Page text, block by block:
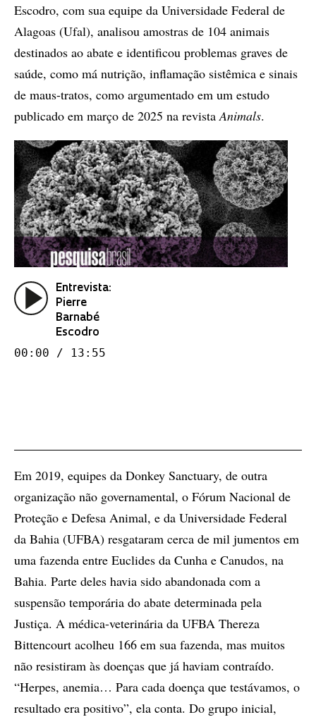
Escodro, com sua equipe da Universidade Federal de
Alagoas (Ufal), analisou amostras de 104 animais
destinados ao abate e identificou problemas graves de
saúde, como má nutrição, inflamação sistêmica e sinais
de maus-tratos, como argumentado em um estudo
publicado em março de 2025 na revista Animals.
Entrevista:
Pierre
Barnabé
Escodro
00:00 / 13:55
Em 2019, equipes da Donkey Sanctuary, de outra
organização não governamental, o Fórum Nacional de
Proteção e Defesa Animal, e da Universidade Federal
da Bahia (UFBA) resgataram cerca de mil jumentos em
uma fazenda entre Euclides da Cunha e Canudos, na
Bahia. Parte deles havia sido abandonada com a
suspensão temporária do abate determinada pela
Justiça. A médica-veterinária da UFBA Thereza
Bittencourt acolheu 166 em sua fazenda, mas muitos
não resistiram às doenças que já haviam contraído.
“Herpes, anemia… Para cada doença que testávamos, o
resultado era positivo”, ela conta. Do grupo inicial,